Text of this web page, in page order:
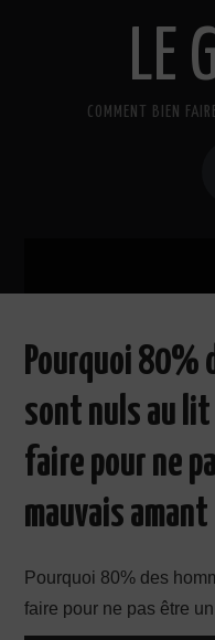
LE
COMMENT BIEN
A PROPOS
COURS DE SEXE
Pourquoi 80%
sont nuls au lit
faire pour ne
mauvais amant
Pourquoi 80% des
faire pour ne pas être